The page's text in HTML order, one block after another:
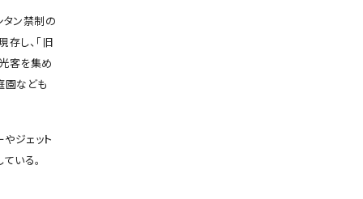
タン禁制の
し、「旧
客を集め
園なども
ジェット
いる。